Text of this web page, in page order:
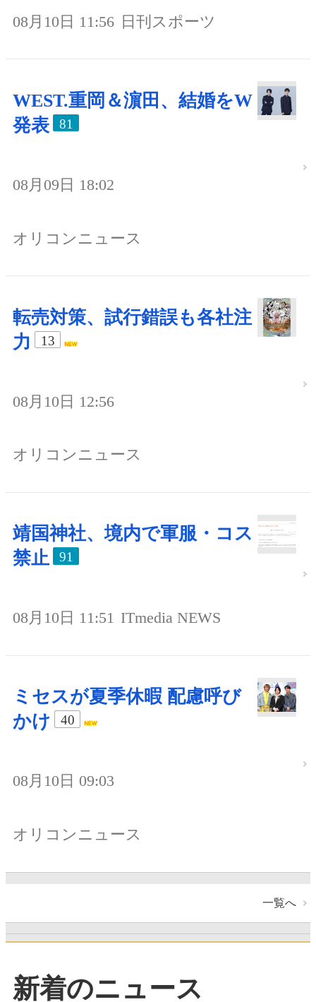
08月10日 11:56 日刊スポーツ
WEST.重岡＆濵田、結婚をW
発表
81
08月09日 18:02
オリコンニュース
転売対策、試行錯誤も各社注
力
13
08月10日 12:56
オリコンニュース
靖国神社、境内で軍服・コス
禁止
91
08月10日 11:51 ITmedia NEWS
ミセスが夏季休暇 配慮呼び
かけ
40
08月10日 09:03
オリコンニュース
一覧へ
新着のニュース